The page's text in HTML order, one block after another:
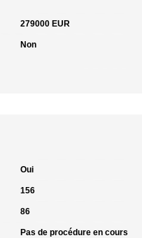
279000 EUR
Non
Oui
156
86
Pas de procédure en cours